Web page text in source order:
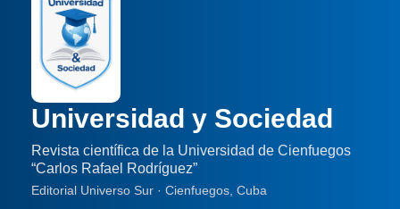
Universidad y Sociedad
Revista científica de la Universidad de Cienfuegos
“Carlos Rafael Rodríguez”
Editorial Universo Sur · Cienfuegos, Cuba